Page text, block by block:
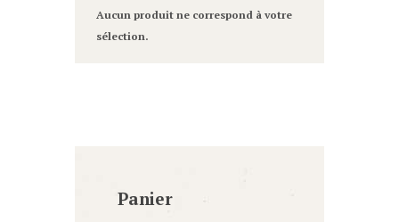
Aucun produit ne correspond à votre
sélection.
Panier